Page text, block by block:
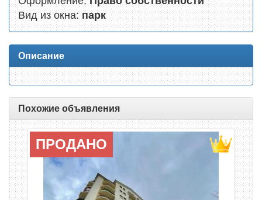
Вид из окна:парк
Описание
Похожие объявления
ПРОДАНО